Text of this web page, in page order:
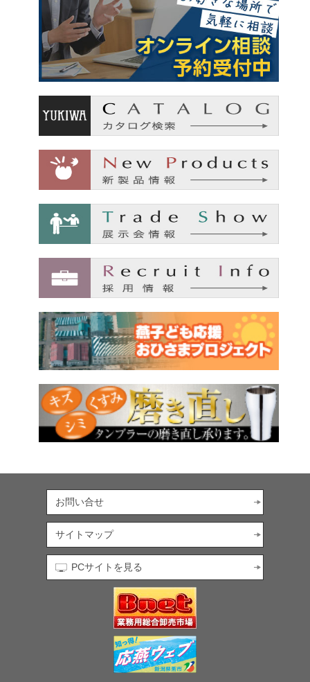
お問い合せ
サイトマップ
PCサイトを見る